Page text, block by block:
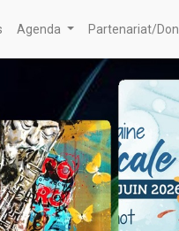
Agenda Partenariat/Don